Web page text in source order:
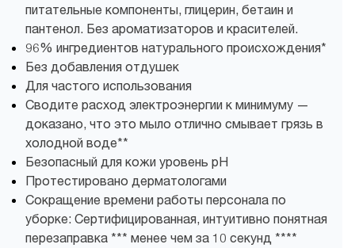
питательные компоненты, глицерин, бетаин и
пантенол. Без ароматизаторов и красителей.
96% ингредиентов натурального происхождения*
Без добавления отдушек
Для частого использования
Сводите расход электроэнергии к минимуму —
доказано, что это мыло отлично смывает грязь в
холодной воде**
Безопасный для кожи уровень pH
Протестировано дерматологами
Сокращение времени работы персонала по
уборке: Сертифицированная, интуитивно понятная
перезаправка *** менее чем за 10 секунд ****